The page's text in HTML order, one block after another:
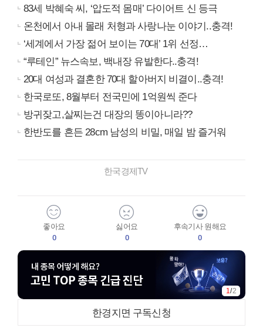
83세 박혜숙 씨, ‘압도적 몸매’ 다이어트 신 등극
온천에서 아내 몰래 처형과 사랑나눈 이야기..충격!
‘세계에서 가장 젊어 보이는 70대’ 1위 선정…
“루테인” 뉴스속보, 백내장 유발한다..충격!
20대 여성과 결혼한 70대 할아버지 비결이..충격!
한국로또, 8월부터 전국민에 1억원씩 준다
방귀잦고,살찌는건 대장의 똥이아니라??
한반도를 흔든 28cm 남성의 비밀, 매일 밤 즐거워
한국경제TV
좋아요
0
싫어요
0
후속기사 원해요
0
1/2
한경지면 구독신청